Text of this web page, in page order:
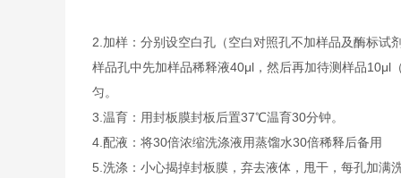
2. 加样：分别设空白孔（空白对照孔不加样品及酶标试
样品孔中先加样品稀释液40μl，然后再加待测样品10μl
匀。
3. 温育：用封板膜封板后置37℃温育30分钟。
4. 配液：将30倍浓缩洗涤液用蒸馏水30倍稀释后备用
5. 洗涤：小心揭掉封板膜，弃去液体，甩干，每孔加满